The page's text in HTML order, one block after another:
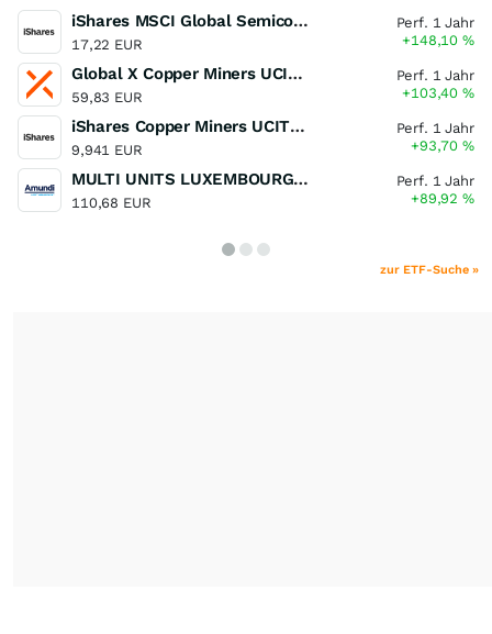
iShares MSCI Global Semiconductors UCITS ETF USD (Acc)
17,22 EUR
Perf. 1 Jahr
+148,10%
Global X Copper Miners UCITS ETF USD Acc
59,83 EUR
Perf. 1 Jahr
+103,40%
iShares Copper Miners UCITS ETF
9,941 EUR
Perf. 1 Jahr
+93,70%
MULTI UNITS LUXEMBOURG - Lyxor MSCI Semiconductors ESG Filtered
110,68 EUR
Perf. 1 Jahr
+89,92%
zur ETF-Suche »